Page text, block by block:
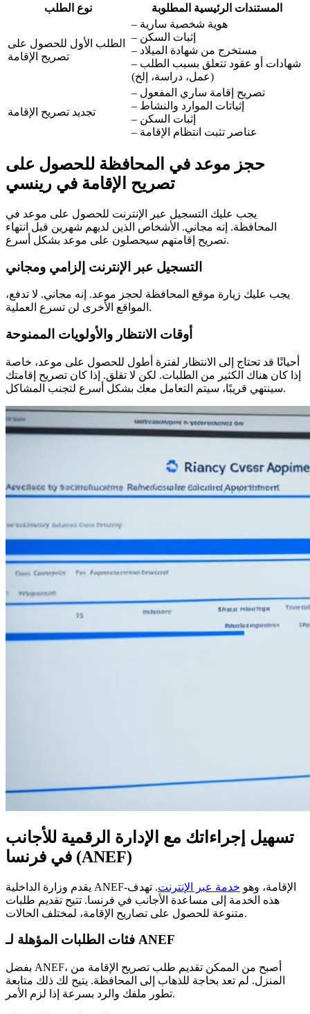
نوع الطلب المستندات الرئيسية المطلوبة
الطلب الأول للحصول على
تصريح الإقامة
– هوية شخصية سارية
– إثبات السكن
– مستخرج من شهادة الميلاد
– شهادات أو عقود تتعلق بسبب الطلب
(عمل، دراسة، إلخ)
تجديد تصريح الإقامة
– تصريح إقامة ساري المفعول
– إثباتات الموارد والنشاط
– إثبات السكن
– عناصر تثبت انتظام الإقامة
حجز موعد في المحافظة للحصول على
تصريح الإقامة في رينسي
يجب عليك التسجيل عبر الإنترنت للحصول على موعد في
المحافظة. إنه مجاني. الأشخاص الذين لديهم شهرين قبل انتهاء
تصريح إقامتهم سيحصلون على موعد بشكل أسرع.
التسجيل عبر الإنترنت إلزامي ومجاني
يجب عليك زيارة موقع المحافظة لحجز موعد. إنه مجاني. لا تدفع،
المواقع الأخرى لن تسرع العملية.
أوقات الانتظار والأولويات الممنوحة
أحيانًا قد تحتاج إلى الانتظار لفترة أطول للحصول على موعد، خاصة
إذا كان هناك الكثير من الطلبات. لكن لا تقلق. إذا كان تصريح إقامتك
سينتهي قريبًا، سيتم التعامل معك بشكل أسرع لتجنب المشاكل.
تسهيل إجراءاتك مع الإدارة الرقمية للأجانب
في فرنسا (ANEF)
يقدم وزارة الداخلية ANEF-الإقامة، وهو خدمة عبر الإنترنت. تهدف
هذه الخدمة إلى مساعدة الأجانب في فرنسا. تتيح تقديم طلبات
متنوعة للحصول على تصاريح الإقامة، لمختلف الحالات.
فئات الطلبات المؤهلة لـ ANEF
بفضل ANEF، أصبح من الممكن تقديم طلب تصريح الإقامة من
المنزل. لم تعد بحاجة للذهاب إلى المحافظة. يتيح لك ذلك متابعة
تطور ملفك والرد بسرعة إذا لزم الأمر.